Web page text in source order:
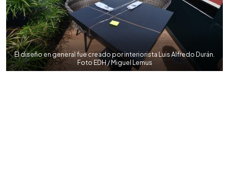
El diseño en general fue creado por interiorista Luis Alfredo Durán.
Foto EDH / Miguel Lemus